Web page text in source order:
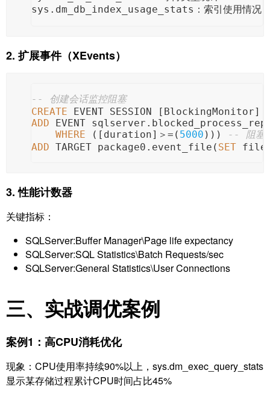
sys.dm_db_index_usage_stats：索引使用情况
2. 扩展事件（XEvents）
-- 创建会话监控阻塞
CREATE EVENT SESSION [BlockingMonitor]
ADD EVENT
WHERE ([duration] ＞= ( 5000 )))
-- 阻塞
ADD TARGET package0.event_file( SET
3. 性能计数器
关键指标：
SQLServer:Buffer Manager\Page life expectancy
SQLServer:SQL Statistics\Batch Requests/sec
SQLServer:General Statistics\User Connections
三、实战调优案例
案例1：高CPU消耗优化
现象：CPU使用率持续90%以上，sys.dm_exec_query_stats
显示某存储过程累计CPU时间占比45%